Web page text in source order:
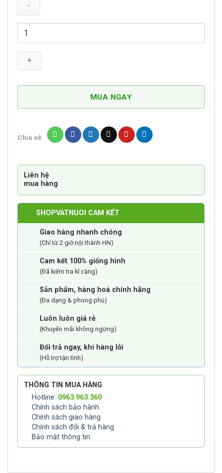
Găng
Chải
Lông
Mèo
số
MUA NGAY
Chia sẻ
Liên hệ
mua hàng
SHOPVATNUOI CAM KẾT
Giao hàng nhanh chóng
(Chỉ từ 2 giờ nội thành HN)
Cam kết 100% giống hình
(Đã kiểm tra kĩ càng)
Sản phẩm, hàng hoá chính hãng
(Đa dạng & phong phú)
Luôn luôn giá rẻ
(Khuyến mãi không ngừng)
Đổi trả ngay, khi hàng lỗi
(Hỗ trợ tận tình)
THÔNG TIN MUA HÀNG
Hotline: 0963.963.360
Chính sách bảo hành
Chính sách giao hàng
Chính sách đổi & trả hàng
Bảo mật thông tin